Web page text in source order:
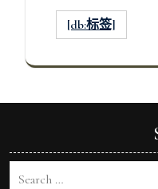
[db:标签]